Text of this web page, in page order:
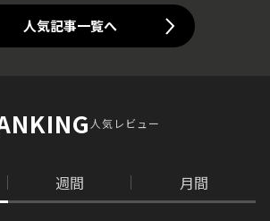
人気記事一覧へ
人気レビュー
週間 月間